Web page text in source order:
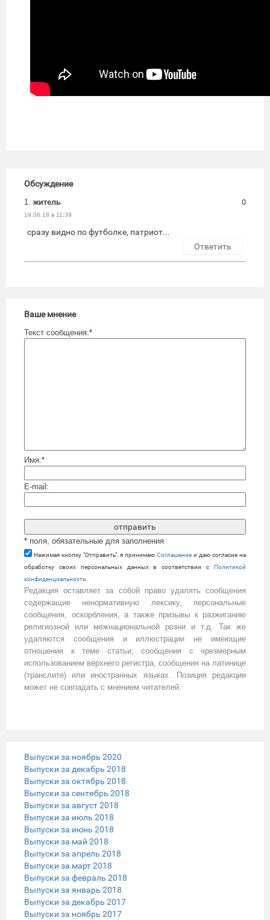
Обсуждение
1. житель
19.06.18 в 11:39
0
сразу видно по футболке, патриот...
Ответить
Ваше мнение
Текст сообщения:*
Имя:*
E-mail:
* поля, обязательные для заполнения
Нажимая кнопку "Отправить", я принимаю Cоглашение и даю согласие на
обработку своих персональных данных в соответствии с Политикой
конфиденциальности
Редакция оставляет за собой право удалять сообщения
содержащие ненормативную лексику, персональные
сообщения, оскорбления, а также призывы к разжиганию
религиозной или межнациональной розни и т.д. Так же
удаляются сообщения и иллюстрации не имеющие
отношения к теме статьи, сообщения с чрезмерным
использованием верхнего регистра, сообщения на латинице
(транслите) или иностранных языках. Позиция редакции
может не совпадать с мнением читателей.
Выпуски за ноябрь 2020
Выпуски за декабрь 2018
Выпуски за октябрь 2018
Выпуски за сентябрь 2018
Выпуски за август 2018
Выпуски за июль 2018
Выпуски за июнь 2018
Выпуски за май 2018
Выпуски за апрель 2018
Выпуски за март 2018
Выпуски за февраль 2018
Выпуски за январь 2018
Выпуски за декабрь 2017
Выпуски за ноябрь 2017